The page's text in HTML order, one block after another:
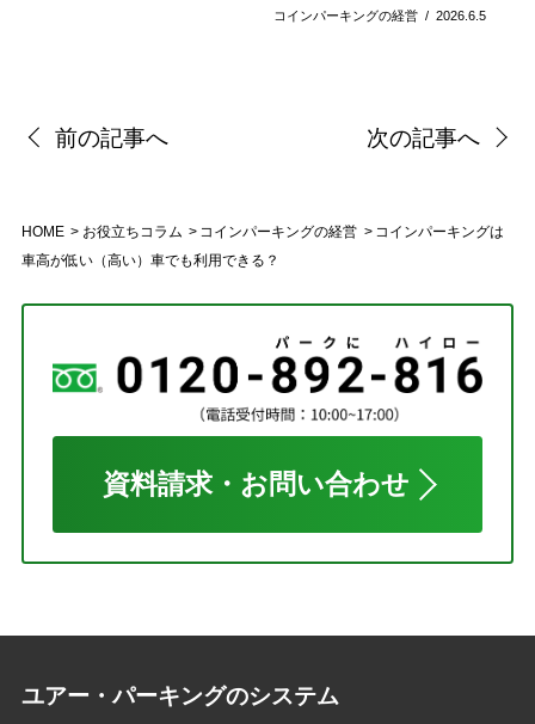
2026.6.5
コインパーキングの経営
前の記事へ 次の記事へ
HOME お役立ちコラム コインパーキングの経営
コインパーキングは
車高が低い（高い）車でも利用できる？
資料請求・お問い合わせ
ユアー・パーキングのシステム